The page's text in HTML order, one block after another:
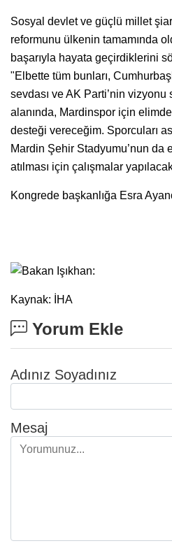
Sosyal devlet ve güçlü millet
reformunu ülkenin tamamında
başarıyla hayata geçirdiklerini
"Elbette tüm bunları,
sevdası ve AK Parti’nin
alanında, Mardinspor için
desteği vereceğim. Sporcuları
Mardin Şehir Stadyumu’nun da
atılması için çalışmalar
Kongrede başkanlığa Esra
Kaynak: İHA
Yorum Ekle
Adınız Soyadınız
Mesaj